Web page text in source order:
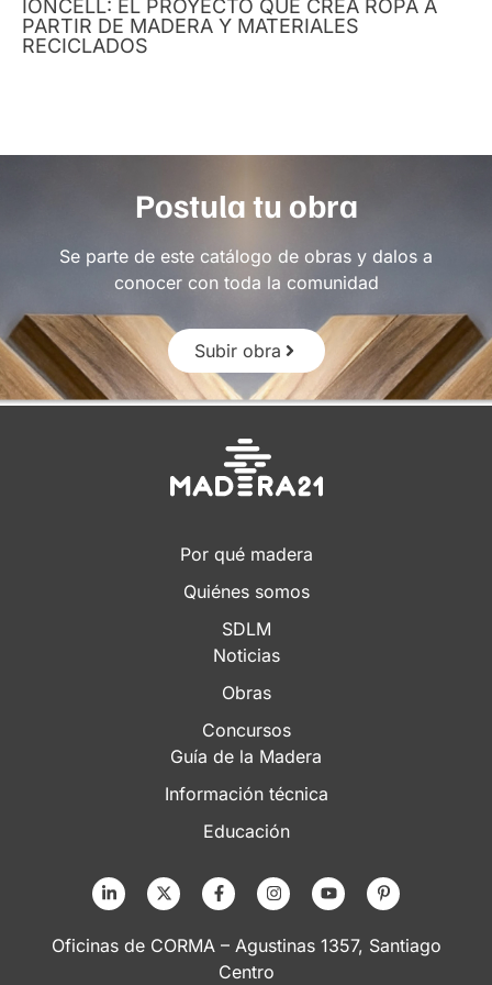
IONCELL: EL PROYECTO QUE CREA ROPA A
PARTIR DE MADERA Y MATERIALES
RECICLADOS
Postula tu obra
Se parte de este catálogo de obras y dalos a
conocer con toda la comunidad
Subir obra
Por qué madera
Quiénes somos
SDLM
Noticias
Obras
Concursos
Guía de la Madera
Información técnica
Educación
Oficinas de CORMA – Agustinas 1357, Santiago
Centro